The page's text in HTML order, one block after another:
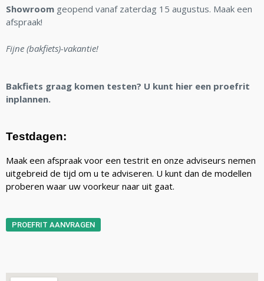
Showroom geopend vanaf zaterdag 15 augustus. Maak een
afspraak!
Fijne (bakfiets)-vakantie!
Bakfiets graag komen testen? U kunt hier een proefrit
inplannen.
Testdagen:
Maak een afspraak voor een testrit en onze adviseurs nemen
uitgebreid de tijd om u te adviseren. U kunt dan de modellen
proberen waar uw voorkeur naar uit gaat.
PROEFRIT AANVRAGEN